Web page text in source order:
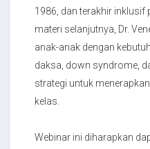
1986, dan terakhir inklusif
materi selanjutnya, Dr.
anak-anak dengan
daksa, down syndrome,
strategi untuk
kelas.
Webinar ini diharapkan